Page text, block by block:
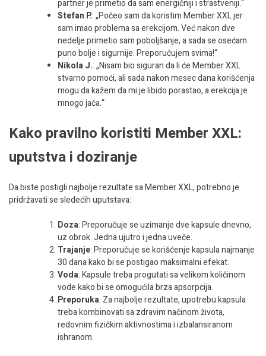
partner je primetio da sam energičniji i strastveniji.“
Stefan P.: „Počeo sam da koristim Member XXL jer
sam imao problema sa erekcijom. Već nakon dve
nedelje primetio sam poboljšanje, a sada se osećam
puno bolje i sigurnije. Preporučujem svima!“
Nikola J.: „Nisam bio siguran da li će Member XXL
stvarno pomoći, ali sada nakon mesec dana korišćenja
mogu da kažem da mi je libido porastao, a erekcija je
mnogo jača.“
Kako pravilno koristiti Member XXL:
uputstva i doziranje
Da biste postigli najbolje rezultate sa Member XXL, potrebno je
pridržavati se sledećih uputstava:
Doza: Preporučuje se uzimanje dve kapsule dnevno,
uz obrok. Jedna ujutro i jedna uveče.
Trajanje: Preporučuje se korišćenje kapsula najmanje
30 dana kako bi se postigao maksimalni efekat.
Voda: Kapsule treba progutati sa velikom količinom
vode kako bi se omogućila brza apsorpcija.
Preporuka: Za najbolje rezultate, upotrebu kapsula
treba kombinovati sa zdravim načinom života,
redovnim fizičkim aktivnostima i izbalansiranom
ishranom.